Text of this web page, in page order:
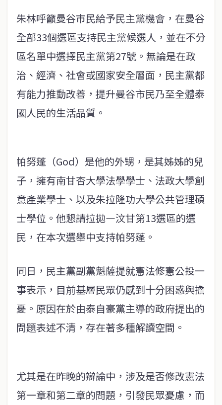
朱林呼籲曼谷市民給予民主黨機會，在曼谷
全部33個選區支持民主黨候選人，並在不分
區名單中選擇民主黨第27號。無論是在政
治、經濟、社會或國家安全層面，民主黨都
有能力推動改善，提升曼谷市民乃至全體泰
國人民的生活品質。
帕努蓬（God）是他的外甥，是其姊姊的兒
子，擁有南甘杏大學法學學士、法政大學創
意產業學士、以及朱拉隆功大學公共管理碩
士學位。他懇請拉拋—汶甘第13選區的選
民，在本次選舉中支持帕努蓬。
同日，民主黨副黨魁薩提就憲法修憲公投一
事表示，目前基層民眾仍感到十分困惑與擔
憂。原因在於由泰自豪黨主導的政府提出的
問題表述不清，存在著多種解讀空間。
尤其是在昨晚的辯論中，涉及是否修改憲法
第一章和第二章的問題，引發民眾憂慮，而